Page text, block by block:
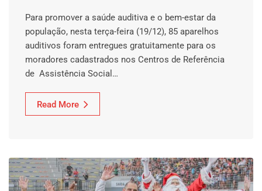
Para promover a saúde auditiva e o bem-estar da
população, nesta terça-feira (19/12), 85 aparelhos
auditivos foram entregues gratuitamente para os
moradores cadastrados nos Centros de Referência
de Assistência Social…
Read More